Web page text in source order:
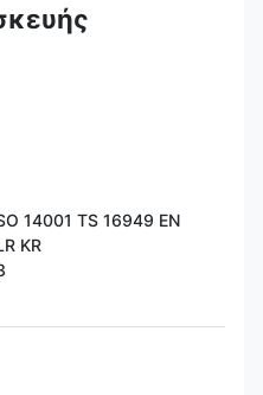
14001 TS 16949 EN
KR